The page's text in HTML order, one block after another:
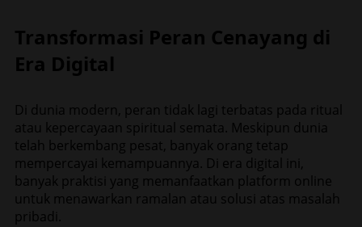
Transformasi Peran Cenayang di
Era Digital
Di dunia modern, peran tidak lagi terbatas pada ritual
atau kepercayaan spiritual semata. Meskipun dunia
telah berkembang pesat, banyak orang tetap
mempercayai kemampuannya. Di era digital ini,
banyak praktisi yang memanfaatkan platform online
untuk menawarkan ramalan atau solusi atas masalah
pribadi.